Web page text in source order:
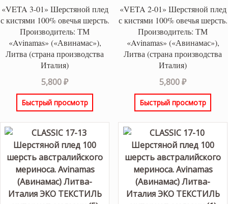
«VETA 3-01» Шерстяной плед
с кистями 100% овечья шерсть.
Производитель: ТМ
«Avinamas» («Авинамас»),
Литва (страна производства
Италия)
5,800₽
Быстрый просмотр
«VETA 2-01» Шерстяной плед
с кистями 100% овечья шерсть.
Производитель: ТМ
«Avinamas» («Авинамас»),
Литва (страна производства
Италия)
5,800₽
Быстрый просмотр